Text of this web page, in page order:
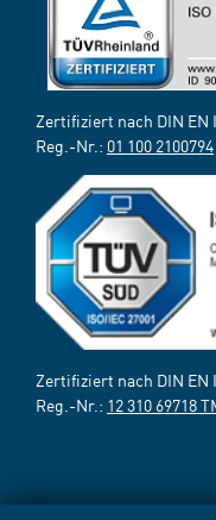
Zertifiziert nach DIN EN
Reg.-Nr.: 01 100 2100794
Zertifiziert nach DIN EN
Reg.-Nr.: 12 310 69718